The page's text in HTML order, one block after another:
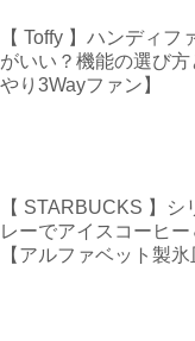
【 Toffy 】ハンディフ
がいい？機能の選び
やり3Wayファン】
【 STARBUCKS 】シ
レーでアイスコーヒ
【アルファベット製氷